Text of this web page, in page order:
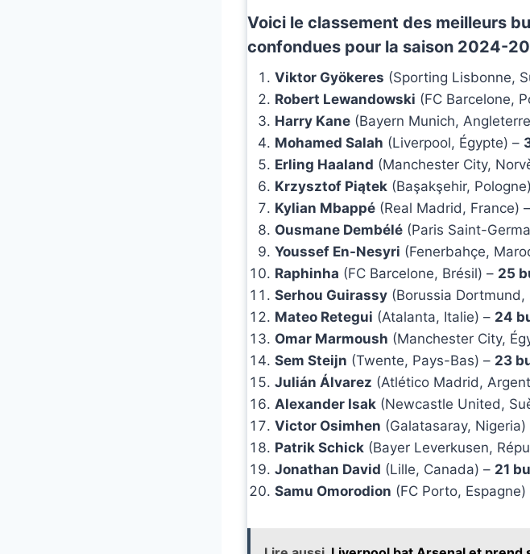
Voici le classement des meilleurs
confondues pour la saison 2024-
Viktor Gyökeres (Sporting Lisbonne,
Robert Lewandowski (FC Barcelone,
Harry Kane (Bayern Munich,
Mohamed Salah (Liverpool, Égypte) –
Erling Haaland (Manchester City,
Krzysztof Piątek (Başakşehir,
Kylian Mbappé (Real Madrid, France) –
Ousmane Dembélé (Paris Saint-
Youssef En-Nesyri (Fenerbahçe,
Raphinha (FC Barcelone, Brésil) – 25
Serhou Guirassy (Borussia Dortmund,
Mateo Retegui (Atalanta, Italie) – 24
Omar Marmoush (Manchester City,
Sem Steijn (Twente, Pays-Bas) – 23
Julián Álvarez (Atlético Madrid,
Alexander Isak (Newcastle United,
Victor Osimhen (Galatasaray, Nigeria)
Patrik Schick (Bayer Leverkusen,
Jonathan David (Lille, Canada) – 21
Samu Omorodion (FC Porto, Espagne)